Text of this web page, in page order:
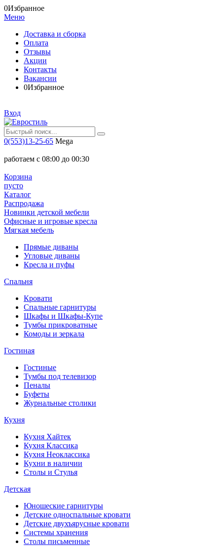
0Избранное
Меню
Доставка и сборка
Оплата
Отзывы
Акции
Контакты
Вакансии
0Избранное
Вход
0(553)13-25-65 Mega
работаем с 08:00 до 00:30
Корзина
пусто
Каталог
Распродажа
Новинки детской мебели
Офисные и игровые кресла
Мягкая мебель
Прямые диваны
Угловые диваны
Кресла и пуфы
Спальня
Кровати
Спальные гарнитуры
Шкафы и Шкафы-Купе
Тумбы прикроватные
Комоды и зеркала
Гостиная
Гостиные
Тумбы под телевизор
Пеналы
Буфеты
Журнальные столики
Кухня
Кухня Хайтек
Кухня Классика
Кухня Неоклассика
Кухни в наличии
Столы и Стулья
Детская
Юношеские гарнитуры
Детские односпальные кровати
Детские двухъярусные кровати
Системы хранения
Столы письменные